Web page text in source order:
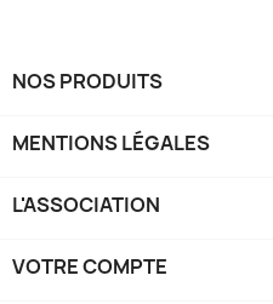
NOS PRODUITS
MENTIONS LÉGALES
L'ASSOCIATION
VOTRE COMPTE